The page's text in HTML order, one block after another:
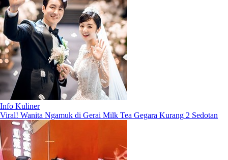
Info Kuliner
Viral! Wanita Ngamuk di Gerai Milk Tea Gegara Kurang 2 Sedotan